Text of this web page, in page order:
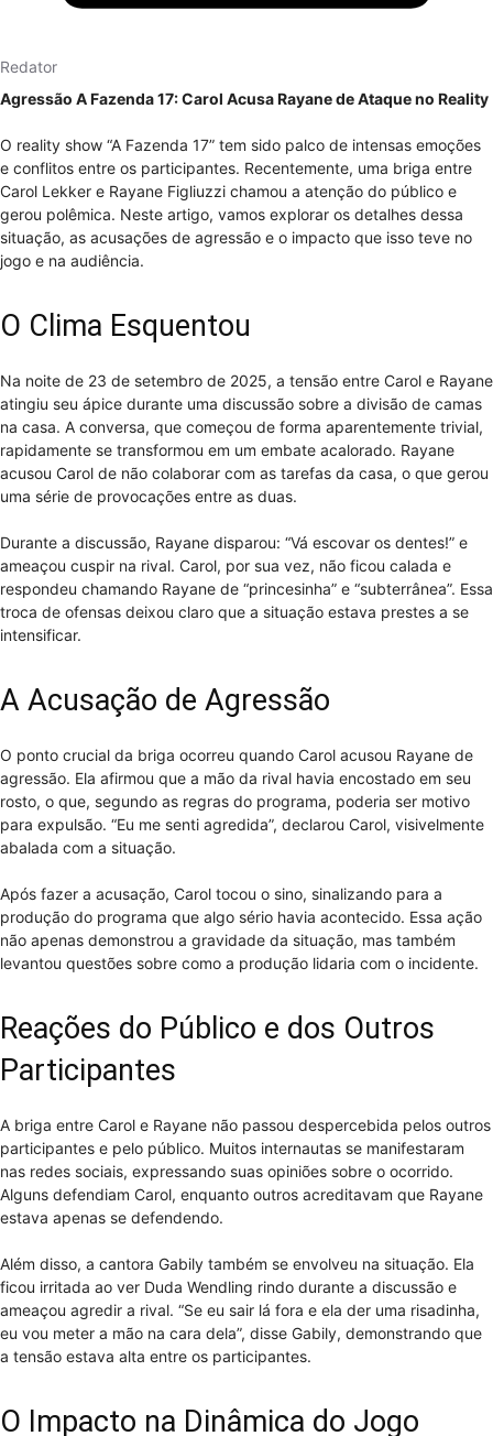
Redator
Agressão A Fazenda 17: Carol Acusa Rayane de Ataque no Reality
O reality show “A Fazenda 17” tem sido palco de intensas emoções
e conflitos entre os participantes. Recentemente, uma briga entre
Carol Lekker e Rayane Figliuzzi chamou a atenção do público e
gerou polêmica. Neste artigo, vamos explorar os detalhes dessa
situação, as acusações de agressão e o impacto que isso teve no
jogo e na audiência.
O Clima Esquentou
Na noite de 23 de setembro de 2025, a tensão entre Carol e Rayane
atingiu seu ápice durante uma discussão sobre a divisão de camas
na casa. A conversa, que começou de forma aparentemente trivial,
rapidamente se transformou em um embate acalorado. Rayane
acusou Carol de não colaborar com as tarefas da casa, o que gerou
uma série de provocações entre as duas.
Durante a discussão, Rayane disparou: “Vá escovar os dentes!” e
ameaçou cuspir na rival. Carol, por sua vez, não ficou calada e
respondeu chamando Rayane de “princesinha” e “subterrânea”. Essa
troca de ofensas deixou claro que a situação estava prestes a se
intensificar.
A Acusação de Agressão
O ponto crucial da briga ocorreu quando Carol acusou Rayane de
agressão. Ela afirmou que a mão da rival havia encostado em seu
rosto, o que, segundo as regras do programa, poderia ser motivo
para expulsão. “Eu me senti agredida”, declarou Carol, visivelmente
abalada com a situação.
Após fazer a acusação, Carol tocou o sino, sinalizando para a
produção do programa que algo sério havia acontecido. Essa ação
não apenas demonstrou a gravidade da situação, mas também
levantou questões sobre como a produção lidaria com o incidente.
Reações do Público e dos Outros
Participantes
A briga entre Carol e Rayane não passou despercebida pelos outros
participantes e pelo público. Muitos internautas se manifestaram
nas redes sociais, expressando suas opiniões sobre o ocorrido.
Alguns defendiam Carol, enquanto outros acreditavam que Rayane
estava apenas se defendendo.
Além disso, a cantora Gabily também se envolveu na situação. Ela
ficou irritada ao ver Duda Wendling rindo durante a discussão e
ameaçou agredir a rival. “Se eu sair lá fora e ela der uma risadinha,
eu vou meter a mão na cara dela”, disse Gabily, demonstrando que
a tensão estava alta entre os participantes.
O Impacto na Dinâmica do Jogo